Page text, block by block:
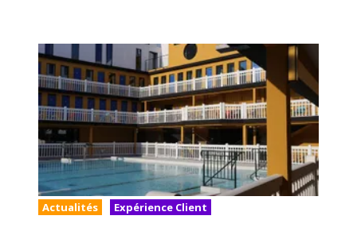
Actualités Expérience Client